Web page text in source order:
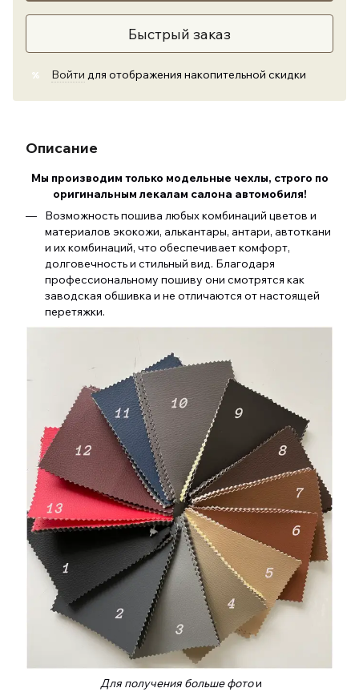
Быстрый заказ
% Войти для отображения накопительной скидки
Описание
Мы производим только модельные чехлы, строго по
оригинальным лекалам салона автомобиля!
Возможность пошива любых комбинаций цветов и
материалов экокожи, алькантары, антари, автоткани
и их комбинаций, что обеспечивает комфорт,
долговечность и стильный вид. Благодаря
профессиональному пошиву они смотрятся как
заводская обшивка и не отличаются от настоящей
перетяжки.
Для получения больше фотои